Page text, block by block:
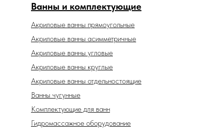
Ванны и комплектующие
Акриловые ванны прямоугольные
Акриловые ванны отдельностоящие
Акриловые ванны асимметричные
Акриловые ванны угловые
Акриловые ванны круглые
Ванны чугунные
Комплектующие для ванн
Гидромассажное оборудование